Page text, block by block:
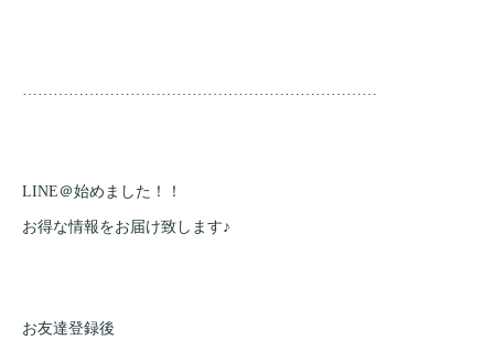
……………………………………………………………
LINE＠始めました！！
お得な情報をお届け致します♪
お友達登録後